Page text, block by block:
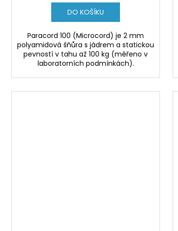
DO KOŠÍKU
Paracord 100 (Microcord) je 2 mm
polyamidová šňůra s jádrem a statickou
pevností v tahu až 100 kg (měřeno v
laboratorních podmínkách).